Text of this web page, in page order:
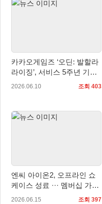
카카오게임즈 ‘오딘: 발할라
라이징’, 서비스 5주년 기념
업데이트 사전등록 시작
2026.06.10 조회 403
엔씨 아이온2, 오프라인 쇼
케이스 성료 ··· 멤버십 가격
인하 계획 발표
2026.06.15 조회 397